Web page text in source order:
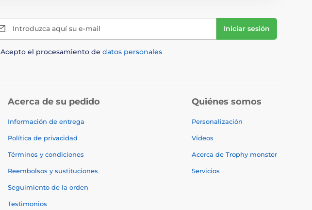
Introduzca aquí su e-mail Iniciar sesión
Acepto el procesamiento de datos personales
Acerca de su pedido
Información de entrega
Política de privacidad
Términos y condiciones
Reembolsos y sustituciones
Seguimiento de la orden
Testimonios
Quiénes somos
Personalización
Vídeos
Acerca de Trophy monster
Servicios